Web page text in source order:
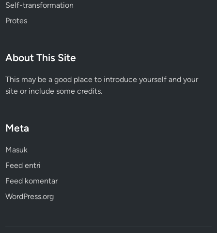
Self-transformation
Protes
About This Site
This may be a good place to introduce yourself and your
site or include some credits.
Meta
Masuk
Feed entri
Feed komentar
WordPress.org